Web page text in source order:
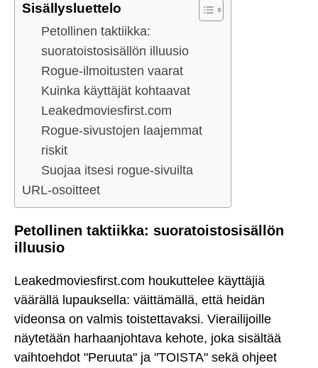
Sisällysluettelo
Petollinen taktiikka:
suoratoistosisällön illuusio
Rogue-ilmoitusten vaarat
Kuinka käyttäjät kohtaavat
Leakedmoviesfirst.com
Rogue-sivustojen laajemmat
riskit
Suojaa itsesi rogue-sivuilta
URL-osoitteet
Petollinen taktiikka: suoratoistosisällön
illuusio
Leakedmoviesfirst.com houkuttelee käyttäjiä
väärällä lupauksella: väittämällä, että heidän
videonsa on valmis toistettavaksi. Vierailijoille
näytetään harhaanjohtava kehote, joka sisältää
vaihtoehdot "Peruuta" ja "TOISTA" sekä ohjeet